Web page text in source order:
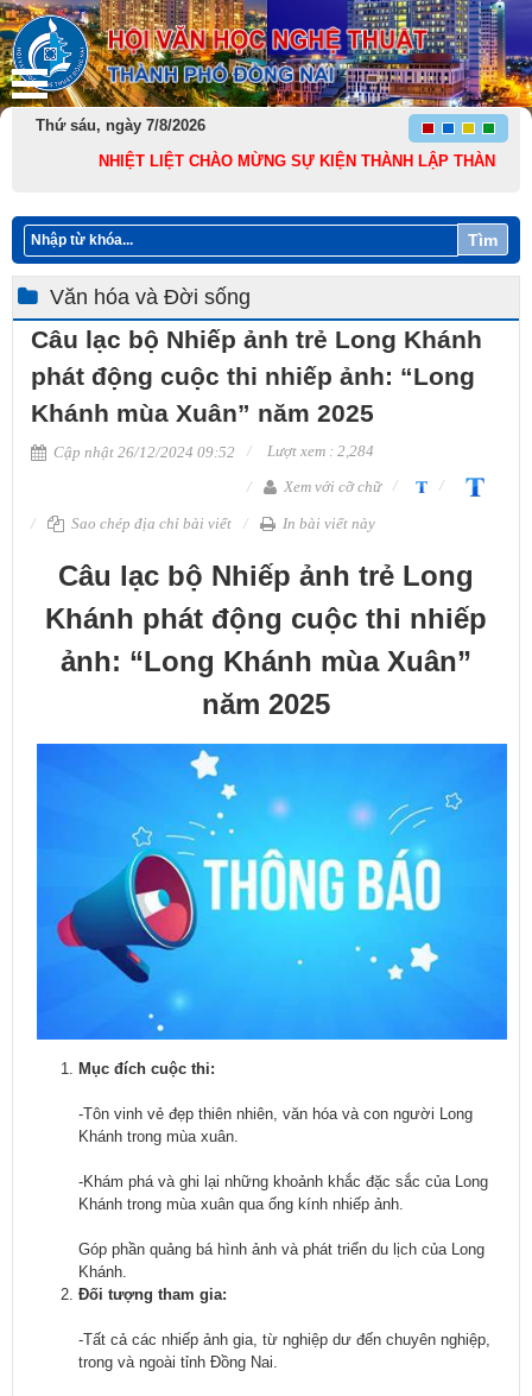
Thứ sáu, ngày 7/8/2026
NHIỆT LIỆT CHÀO MỪNG SỰ KIỆN THÀNH LẬP THÀNH PHỐ
Tìm
Văn hóa và Đời sống
Câu lạc bộ Nhiếp ảnh trẻ Long Khánh
phát động cuộc thi nhiếp ảnh: “Long
Khánh mùa Xuân” năm 2025
Cập nhật 26/12/2024 09:52
Lượt xem : 2,284
Xem với cỡ chữ
Sao chép địa chỉ bài viết In bài viết này
Câu lạc bộ Nhiếp ảnh trẻ Long
Khánh phát động cuộc thi nhiếp
ảnh: “Long Khánh mùa Xuân”
năm 2025
Mục đích cuộc thi:
-Tôn vinh vẻ đẹp thiên nhiên, văn hóa và con người Long
Khánh trong mùa xuân.
-Khám phá và ghi lại những khoảnh khắc đặc sắc của Long
Khánh trong mùa xuân qua ống kính nhiếp ảnh.
Góp phần quảng bá hình ảnh và phát triển du lịch của Long
Khánh.
Đối tượng tham gia:
-Tất cả các nhiếp ảnh gia, từ nghiệp dư đến chuyên nghiệp,
trong và ngoài tỉnh Đồng Nai.